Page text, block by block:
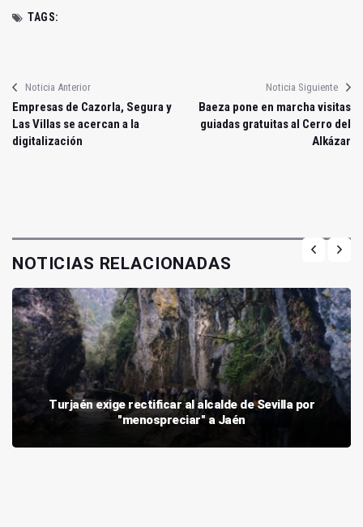
TAGS:
Noticia Anterior
Empresas de Cazorla, Segura y
Las Villas se acercan a la
digitalización
Noticia Siguiente
Baeza pone en marcha visitas
guiadas gratuitas al Cerro del
Alkázar
NOTICIAS RELACIONADAS
Turjaén exige rectificar al alcalde de Sevilla por
"menospreciar" a Jaén